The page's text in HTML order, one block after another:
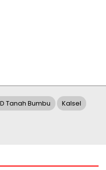
Tanah Bumbu Kalsel